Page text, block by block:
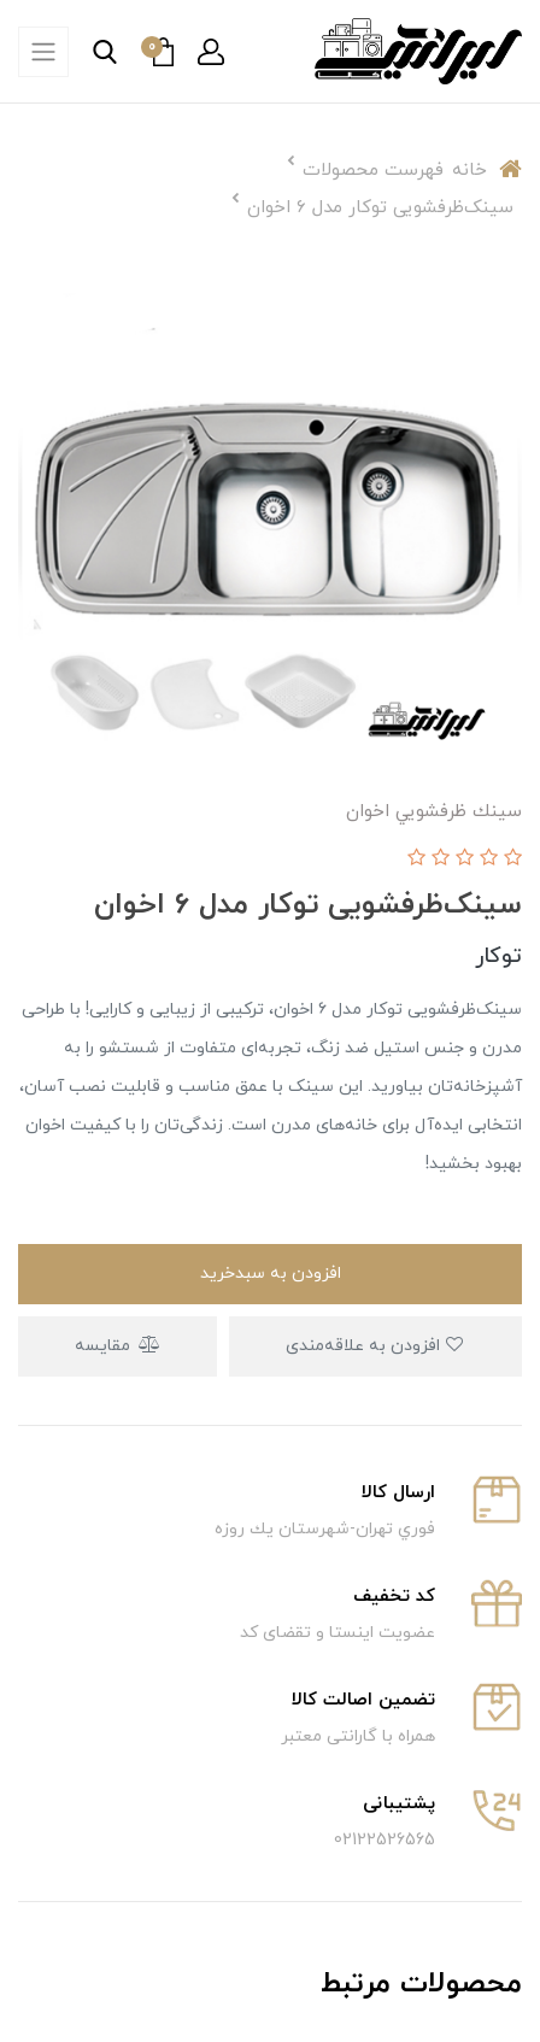
0
خانه فهرست محصولات
سینک‌ظرفشویی توکار مدل ۶ اخوان
سينك ظرفشويي اخوان
سینک‌ظرفشویی توکار مدل ۶ اخوان
توکار
سینک‌ظرفشویی توکار مدل ۶ اخوان، ترکیبی از زیبایی و کارایی! با طراحی
مدرن و جنس استیل ضد زنگ، تجربه‌ای متفاوت از شستشو را به
آشپزخانه‌تان بیاورید. این سینک با عمق مناسب و قابلیت نصب آسان،
انتخابی ایده‌آل برای خانه‌های مدرن است. زندگی‌تان را با کیفیت اخوان
بهبود بخشید!
افزودن به سبدخرید
مقایسه
ارسال كالا
فوري تهران-شهرستان يك روزه
كد تخفيف
عضویت اینستا و تقضای کد
تضمین اصالت کالا
همراه با گارانتی معتبر
پشتیبانی
02122526565
محصولات مرتبط